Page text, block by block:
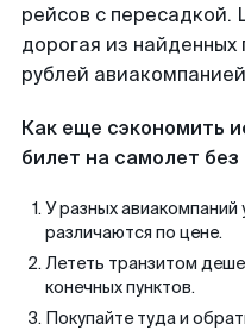
рейсов с пересадкой.
дорогая из
рублей
Как еще сэкономить
билет на самолет
У разных авиакомпаний
различаются по цене.
Лететь транзитом
конечных пунктов.
Покупайте туда и